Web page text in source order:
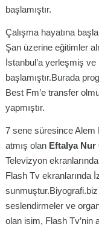
başlamıştır.
Çalışma hayatına
Şan üzerine eğitimler
İstanbul’a yerleşmiş
başlamıştır.Burada
Best Fm’e transfer
yapmıştır.
7 sene süresince Alem
atmış olan Eftalya Nur
Televizyon
Flash Tv ekranlarında
seslendirmeler ve
olan isim, Flash Tv’nin